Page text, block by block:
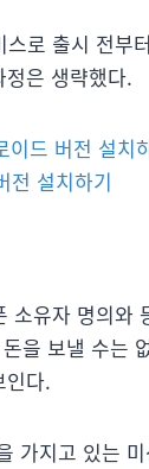
로 출시 전부
은 생략했다.
이드 버전 설치
전 설치하기
소유자 명의
을 보낼 수는
인다.
가지고 있는